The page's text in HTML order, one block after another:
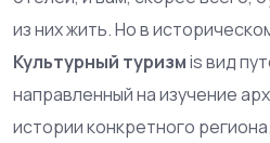
из них жить. Но в
Культурный туризмisвид
направленный на изучение
истории конкретного региона.